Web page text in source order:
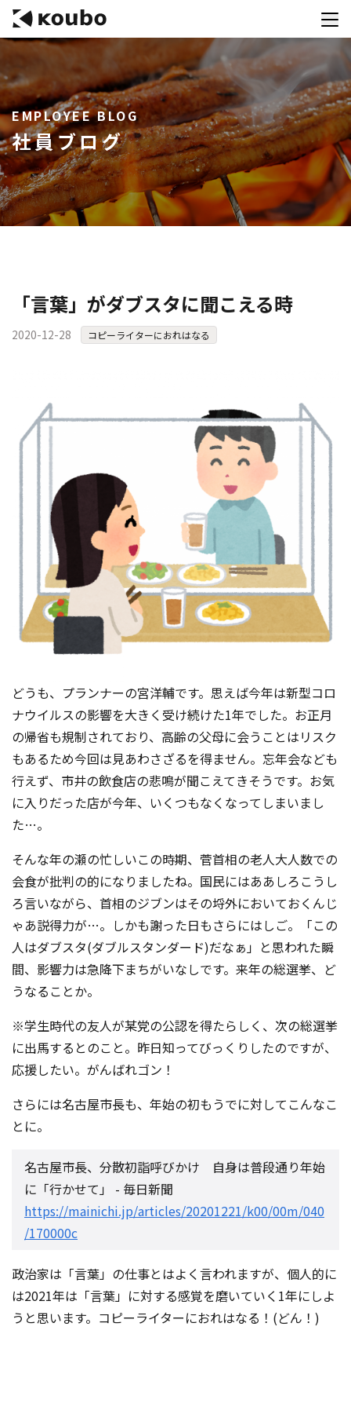
サービス
会社案内
実績紹介
採用情報
資料ダウンロード
コンテストを主催される方へ
公募運営SaaS 「Kouboプランナー」
事務局アウトソーシング
マーケットデータ
コンテスト情報及びプレゼン
ト情報を「Koubo」に無料で
紹介させていただきます
無料掲載お申し込み
掲載内容のご確認はこちら
ログイン
EMPLOYEE BLOG
社員ブログ
「言葉」がダブスタに聞こえる時
2020-12-28 コピーライターにおれはなる
どうも、プランナーの宮洋輔です。思えば今年は新型コロ
ナウイルスの影響を大きく受け続けた1年でした。お正月
の帰省も規制されており、高齢の父母に会うことはリスク
もあるため今回は見あわさざるを得ません。忘年会なども
行えず、市井の飲食店の悲鳴が聞こえてきそうです。お気
に入りだった店が今年、いくつもなくなってしまいまし
た…。
そんな年の瀬の忙しいこの時期、菅首相の老人大人数での
会食が批判の的になりましたね。国民にはああしろこうし
ろ言いながら、首相のジブンはその埒外においておくんじ
ゃあ説得力が…。しかも謝った日もさらにはしご。「この
人はダブスタ(ダブルスタンダード)だなぁ」と思われた瞬
間、影響力は急降下まちがいなしです。来年の総選挙、ど
うなることか。
※学生時代の友人が某党の公認を得たらしく、次の総選挙
に出馬するとのこと。昨日知ってびっくりしたのですが、
応援したい。がんばれゴン！
さらには名古屋市長も、年始の初もうでに対してこんなこ
とに。
名古屋市長、分散初詣呼びかけ 自身は普段通り年始
に「行かせて」 - 毎日新聞
https://mainichi.jp/articles/20201221/k00/00m/040
/170000c
政治家は「言葉」の仕事とはよく言われますが、個人的に
は2021年は「言葉」に対する感覚を磨いていく1年にしよ
うと思います。コピーライターにおれはなる！(どん！)